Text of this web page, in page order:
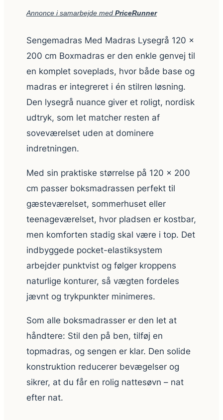
Annonce i samarbejde med PriceRunner
Sengemadras Med Madras Lysegrå 120 x
200 cm Boxmadras er den enkle genvej til
en komplet soveplads, hvor både base og
madras er integreret i én stilren løsning.
Den lysegrå nuance giver et roligt, nordisk
udtryk, som let matcher resten af
soveværelset uden at dominere
indretningen.
Med sin praktiske størrelse på 120 x 200
cm passer boksmadrassen perfekt til
gæsteværelset, sommerhuset eller
teenageværelset, hvor pladsen er kostbar,
men komforten stadig skal være i top. Det
indbyggede pocket-elastiksystem
arbejder punktvist og følger kroppens
naturlige konturer, så vægten fordeles
jævnt og trykpunkter minimeres.
Som alle boksmadrasser er den let at
håndtere: Stil den på ben, tilføj en
topmadras, og sengen er klar. Den solide
konstruktion reducerer bevægelser og
sikrer, at du får en rolig nattesøvn – nat
efter nat.